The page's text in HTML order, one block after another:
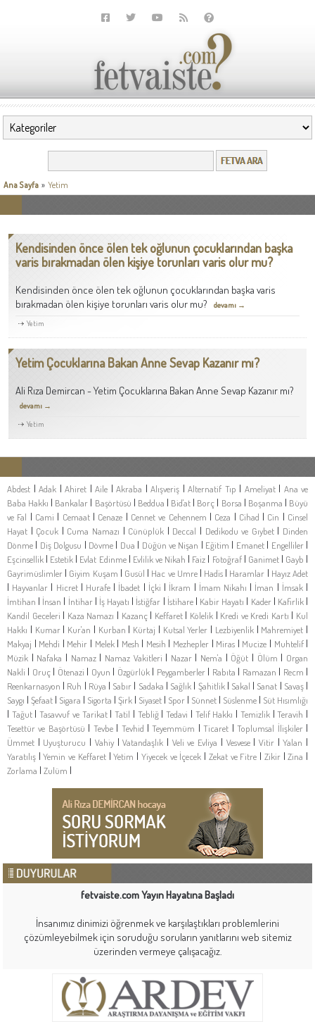
Ana Sayfa » Yetim
Kendisinden önce ölen tek oğlunun çocuklarından başka
varis bırakmadan ölen kişiye torunları varis olur mu?
Kendisinden önce ölen tek oğlunun çocuklarından başka varis
bırakmadan ölen kişiye torunları varis olur mu?devamı →
Yetim
Yetim Çocuklarına Bakan Anne Sevap Kazanır mı?
Ali Rıza Demircan - Yetim Çocuklarına Bakan Anne Sevap Kazanır mı?
devamı →
Yetim
Abdest | Adak | Ahiret | Aile | Akraba | Alışveriş | Alternatif Tıp | Ameliyat| Ana ve
Baba Hakkı | Bankalar | Başörtüsü | Beddua | Bid'at | Borç | Borsa | Boşanma | Büyü
ve Fal | Cami | Cemaat| Cenaze | Cennet ve Cehennem | Ceza | Cihad | Cin | Cinsel
Hayat | Çocuk | Cuma Namazı | Cünüplük | Deccal | Dedikodu ve Gıybet| Dinden
Dönme | Diş Dolgusu | Dövme| Dua | Düğün ve Nişan | Eğitim | Emanet| Engelliler|
Eşcinsellik | Estetik | Evlat Edinme| Evlilik ve Nikah | Faiz | Fotoğraf| Ganimet| Gayb |
Gayrimüslimler | Giyim Kuşam | Gusül | Hac ve Umre| Hadis | Haramlar | Hayız Adet
| Hayvanlar | Hicret| Hurafe | İbadet | İçki | İkram | İmam Nikahı | İman | İmsak|
İmtihan | İnsan | İntihar| İş Hayatı | İstiğfar | İstihare| Kabir Hayatı | Kader| Kafirlik|
Kandil Geceleri | Kaza Namazı | Kazanç| Keffaret| Kölelik| Kredi ve Kredi Kartı | Kul
Hakkı | Kumar| Kur'an | Kurban | Kürtaj | Kutsal Yerler | Lezbiyenlik| Mahremiyet |
Makyaj | Mehdi | Mehir | Melek| Mesh | Mesih | Mezhepler | Miras | Mucize | Muhtelif|
Müzik | Nafaka | Namaz| Namaz Vakitleri | Nazar| Nem'a | Öğüt | Ölüm | Organ
Nakli | Oruç| Ötenazi | Oyun | Özgürlük| Peygamberler| Rabıta | Ramazan | Recm |
Reenkarnasyon | Ruh | Rüya | Sabır | Sadaka | Sağlık | Şahitlik| Sakal | Sanat | Savaş|
Saygı | Şefaat | Sigara | Sigorta | Şirk | Siyaset | Spor | Sünnet | Süslenme | Süt Hısımlığı
| Tağut|Tasavvuf ve Tarikat|Tatil | Tebliğ|Tedavi | Telif Hakkı | Temizlik|Teravih |
Tesettür ve Başörtüsü | Tevbe| Tevhid |Teyemmüm |Ticaret |Toplumsal İlişkiler|
Ümmet | Uyuşturucu | Vahiy|Vatandaşlık | Veli ve Evliya | Vesvese| Vitir|Yalan |
Yaratılış |Yemin ve Keffaret|Yetim | Yiyecek ve İçecek | Zekat ve Fitre | Zikir|Zina |
Zorlama | Zulüm |
fetvaiste.com Yayın Hayatına Başladı
İnsanımız dinimizi öğrenmek ve karşılaştıkları problemlerini
çözümleyebilmek için soruduğu soruların yanıtlarını web sitemiz
üzerinden vermeye çalışacağız.